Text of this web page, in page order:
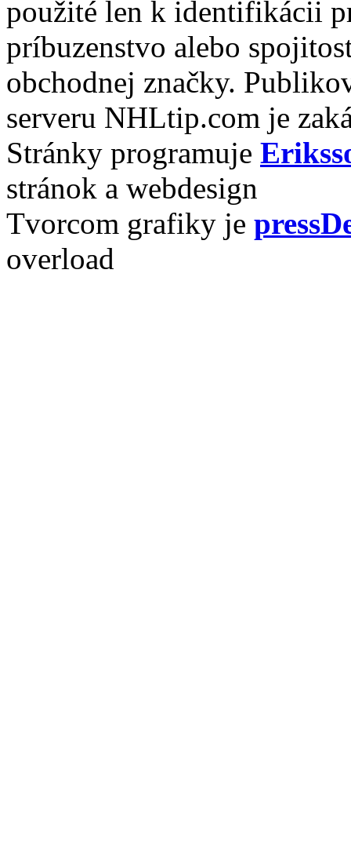
použité len k identifikácii
príbuzenstvo alebo
obchodnej značky.
serveru NHLtip.com je
Stránky programuje
stránok a webdesign
Tvorcom grafiky je
overload